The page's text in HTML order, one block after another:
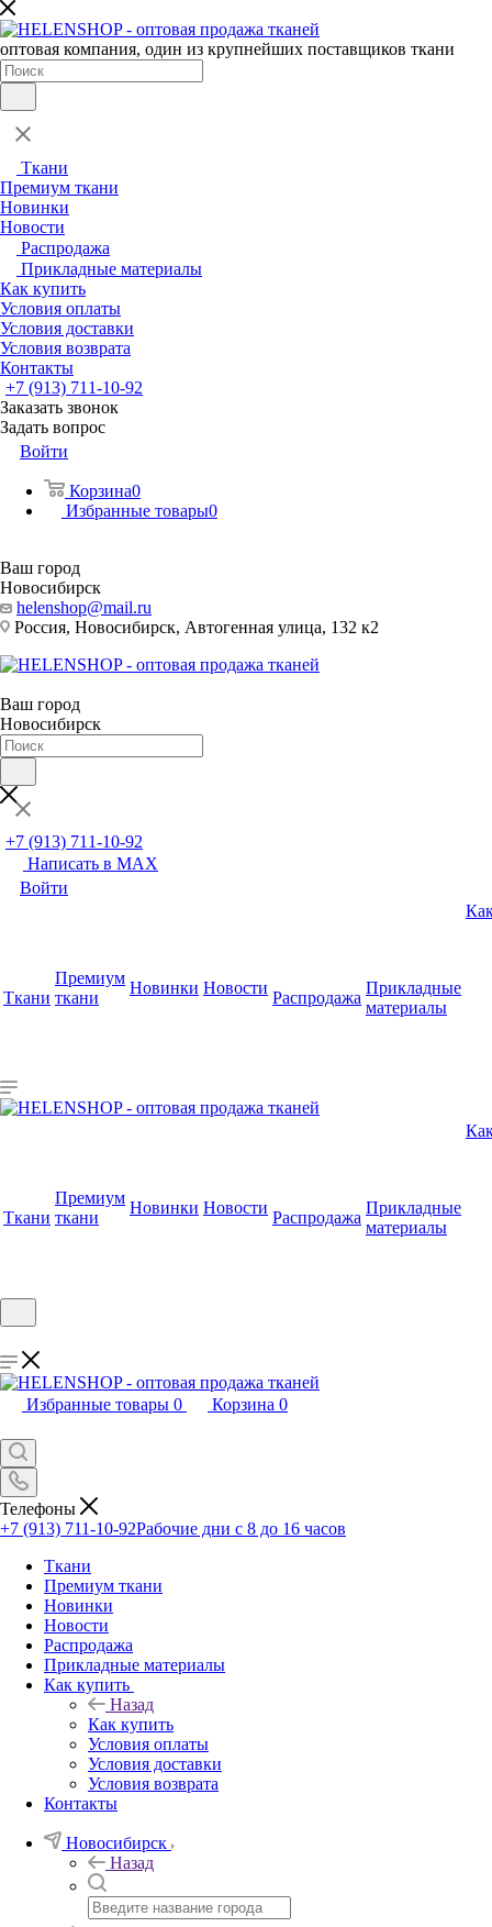
оптовая компания, один из крупнейших поставщиков ткани
Ткани
Премиум ткани
Новинки
Новости
Распродажа
Прикладные материалы
Как купить
Условия оплаты
Условия доставки
Условия возврата
Контакты
+7 (913) 711-10-92
Заказать звонок
Задать вопрос
Войти
Корзина0
Избранные товары0
Ваш город
Новосибирск
helenshop@mail.ru
Россия, Новосибирск, Автогенная улица, 132 к2
Ваш город
Новосибирск
+7 (913) 711-10-92
Написать в MAX
Войти
Ткани
Премиум
ткани
Новинки Новости
Распродажа
Прикладные
материалы
Ткани
Премиум
ткани
Новинки Новости
Распродажа
Прикладные
материалы
Избранные товары 0 Корзина 0
Телефоны
+7 (913) 711-10-92Рабочие дни с 8 до 16 часов
Ткани
Премиум ткани
Новинки
Новости
Распродажа
Прикладные материалы
Как купить
Назад
Как купить
Условия оплаты
Условия доставки
Условия возврата
Контакты
Новосибирск
Назад